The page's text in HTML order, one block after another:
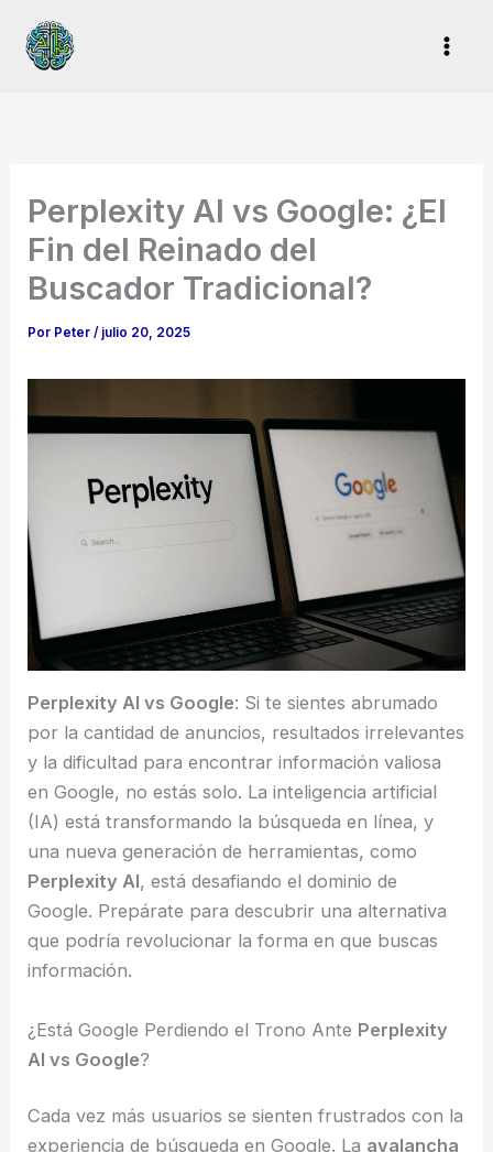
contenido
Perplexity AI vs Google: ¿El
Fin del Reinado del
Buscador Tradicional?
Por Peter/ julio 20, 2025
Perplexity AI vs Google: Si te sientes abrumado
por la cantidad de anuncios, resultados irrelevantes
y la dificultad para encontrar información valiosa
en Google, no estás solo. La inteligencia artificial
(IA) está transformando la búsqueda en línea, y
una nueva generación de herramientas, como
Perplexity AI, está desafiando el dominio de
Google. Prepárate para descubrir una alternativa
que podría revolucionar la forma en que buscas
información.
¿Está Google Perdiendo el Trono Ante Perplexity
AI vs Google?
Cada vez más usuarios se sienten frustrados con la
experiencia de búsqueda en Google. La avalancha